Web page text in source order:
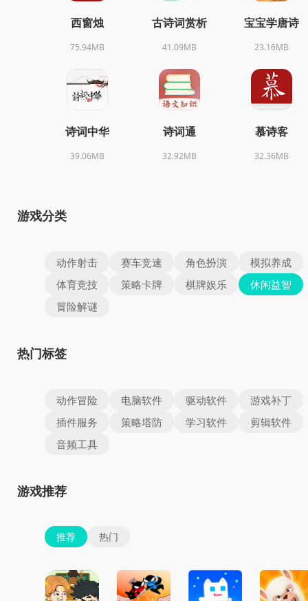
西窗烛
75.94MB
古诗词赏析
41.09MB
宝宝学唐诗
23.16MB
诗词中华
39.06MB
诗词通
32.92MB
慕诗客
32.36MB
游戏分类
动作射击 赛车竞速 角色扮演
模拟养成
体育竞技
策略卡牌 棋牌娱乐
休闲益智
冒险解谜
热门标签
动作冒险 电脑软件 驱动软件
游戏补丁
插件服务
策略塔防 学习软件
剪辑软件
音频工具
游戏推荐
推荐 热门